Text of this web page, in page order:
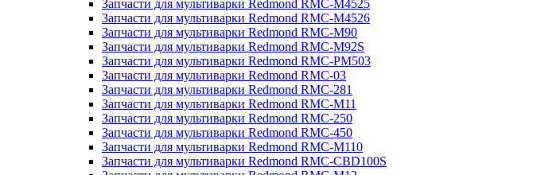
Запчасти для мультиварки Redmond RMC-M4525
Запчасти для мультиварки Redmond RMC-M4526
Запчасти для мультиварки Redmond RMC-M90
Запчасти для мультиварки Redmond RMC-M92S
Запчасти для мультиварки Redmond RMC-PM503
Запчасти для мультиварки Redmond RMC-03
Запчасти для мультиварки Redmond RMC-281
Запчасти для мультиварки Redmond RMC-M11
Запчасти для мультиварки Redmond RMC-250
Запчасти для мультиварки Redmond RMC-450
Запчасти для мультиварки Redmond RMC-M110
Запчасти для мультиварки Redmond RMC-CBD100S